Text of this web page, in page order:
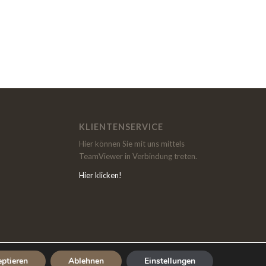
KLIENTENSERVICE
Hier können Sie mit uns mittels
TeamViewer in Verbindung treten.
Hier klicken!
Ablehnen Einstellungen